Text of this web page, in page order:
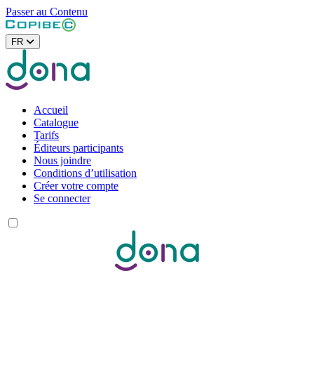
Passer au Contenu
FR
Accueil
Catalogue
Tarifs
Éditeurs participants
Nous joindre
Conditions d’utilisation
Créer votre compte
Se connecter